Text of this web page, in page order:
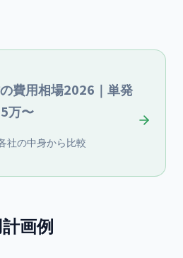
費用相場2026｜単発
万〜
社の中身から比較
画例